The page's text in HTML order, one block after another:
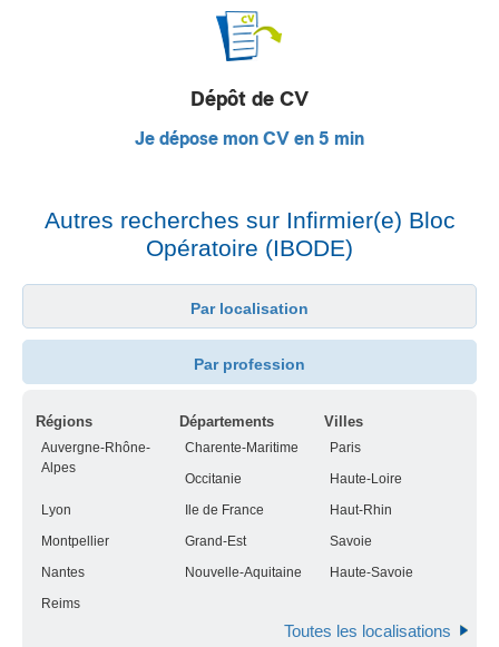
Dépôt de CV
Je dépose mon CV en 5 min
Autres recherches sur Infirmier(e) Bloc
Opératoire (IBODE)
Par localisation
Par profession
Régions Départements Villes
Auvergne-Rhône-
Alpes
Charente-Maritime
Paris
Occitanie
Haute-Loire
Lyon
Ile de France
Haut-Rhin
Montpellier
Grand-Est
Savoie
Nantes
Nouvelle-Aquitaine
Haute-Savoie
Reims
Toutes les localisations